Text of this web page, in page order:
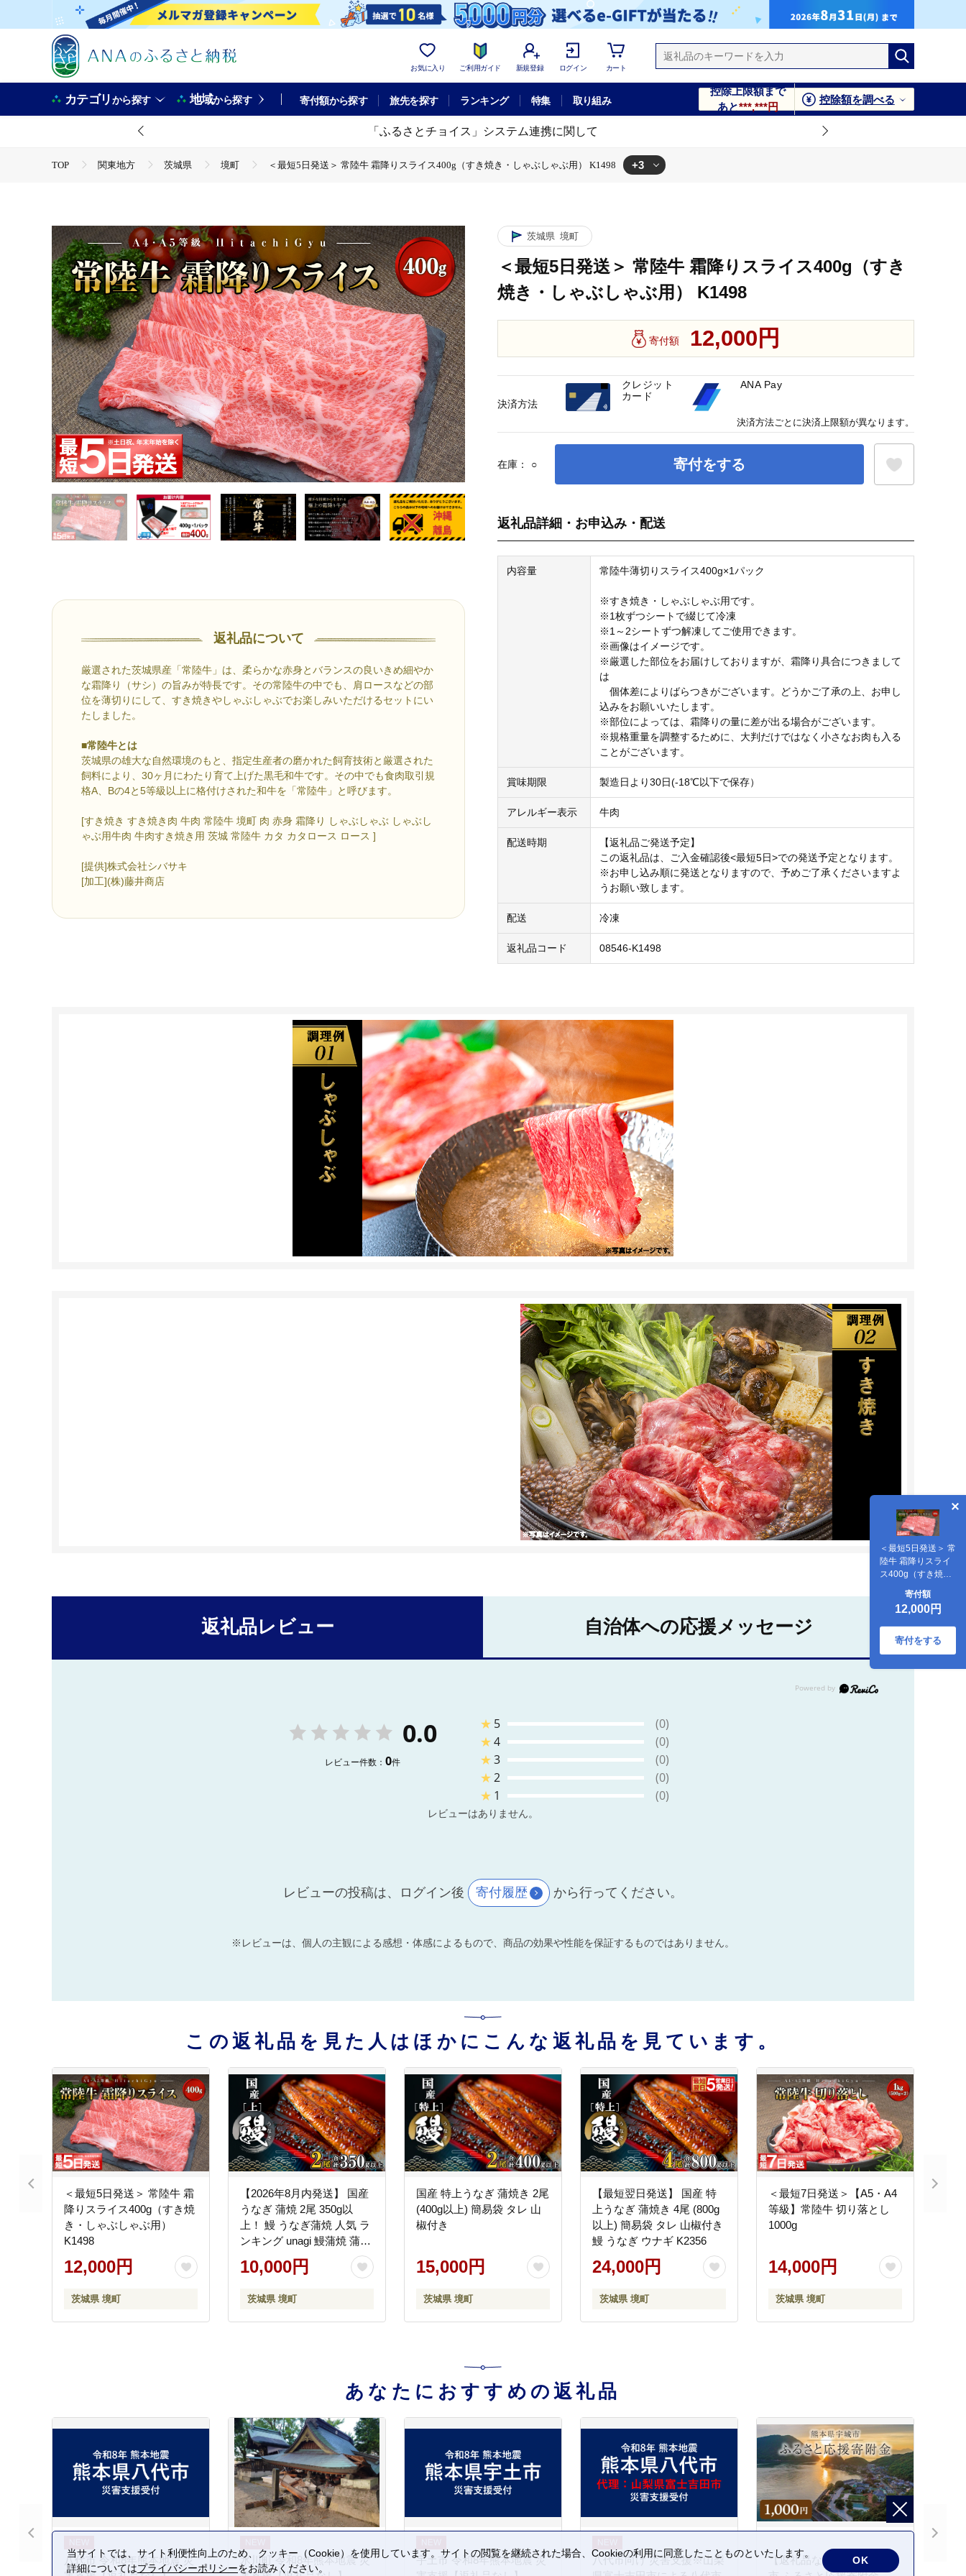
お気に入り ご利用ガイド 新規登録 ログイン カート
カテゴリから探す 地域から探す 寄付額から探す 旅先を探す ランキング 特集 取り組み
控除上限額まで
あと***,***円
控除額を調べる
「ふるさとチョイス」システム連携に関して
TOP 関東地方 茨城県 境町 ＜最短5日発送＞ 常陸牛 霜降りスライス400g（すき焼き・しゃぶしゃぶ用） K1498 +3
返礼品について
厳選された茨城県産「常陸牛」は、柔らかな赤身とバランスの良いきめ細やか
な霜降り（サシ）の旨みが特長です。その常陸牛の中でも、肩ロースなどの部
位を薄切りにして、すき焼きやしゃぶしゃぶでお楽しみいただけるセットにい
たしました。
■常陸牛とは
茨城県の雄大な自然環境のもと、指定生産者の磨かれた飼育技術と厳選された
飼料により、30ヶ月にわたり育て上げた黒毛和牛です。その中でも食肉取引規
格A、Bの4と5等級以上に格付けされた和牛を「常陸牛」と呼びます。
[すき焼き すき焼き肉 牛肉 常陸牛 境町 肉 赤身 霜降り しゃぶしゃぶ しゃぶし
ゃぶ用牛肉 牛肉すき焼き用 茨城 常陸牛 カタ カタロース ロース ]
[提供]株式会社シバサキ
[加工](株)藤井商店
茨城県 境町
＜最短5日発送＞ 常陸牛 霜降りスライス400g（すき
焼き・しゃぶしゃぶ用） K1498
寄付額 12,000円
在庫： ○ 寄付をする
＜最短5日発送＞ 常
陸牛 霜降りスライ
ス400g（すき焼
用） K1498
寄付額
12,000円
寄付をする
返礼品詳細・お申込み・配送
内容量 常陸牛薄切りスライス400g×1パック
※すき焼き・しゃぶしゃぶ用です。
※1枚ずつシートで綴じて冷凍
※1～2シートずつ解凍してご使用できます。
※画像はイメージです。
※厳選した部位をお届けしておりますが、霜降り具合につきまして
は
個体差によりばらつきがございます。どうかご了承の上、お申し
込みをお願いいたします。
※部位によっては、霜降りの量に差が出る場合がございます。
※規格重量を調整するために、大判だけではなく小さなお肉も入る
ことがございます。
賞味期限 製造日より30日(-18℃以下で保存）
アレルギー表示 牛肉
配送時期
【返礼品ご発送予定】
この返礼品は、ご入金確認後<最短5日>での発送予定となります。
※お申し込み順に発送となりますので、予めご了承くださいますよ
うお願い致します。
配送 冷凍
返礼品コード 08546-K1498
決済方法
クレジット
カード
ANA Pay
決済方法ごとに決済上限額が異なります。
返礼品レビュー 自治体への応援メッセージ
0.0
レビュー件数： 0件
★ 5
(0)
★4
(0)
★3
(0)
★2
(0)
★ 1 (0)
レビューはありません。
レビューの投稿は、ログイン後 寄付履歴 から行ってください。
※レビューは、個人の主観による感想・体感によるもので、商品の効果や性能を保証するものではありません。
この返礼品を見た人はほかにこんな返礼品を見ています。
＜最短5日発送＞ 常陸牛 霜
降りスライス400g（すき焼
き・しゃぶしゃぶ用）
K1498
12,000円
茨城県 境町
【2026年8月内発送】 国産
うなぎ 蒲焼 2尾 350g以
上！ 鰻 うなぎ蒲焼 人気 ラ
ンキング unagi 鰻蒲焼 蒲焼
き ウナギ うな重 魚 魚介
K2185
10,000円
茨城県 境町
国産 特上うなぎ 蒲焼き 2尾
(400g以上) 簡易袋 タレ 山
椒付き
15,000円
茨城県 境町
【最短翌日発送】 国産 特
上うなぎ 蒲焼き 4尾 (800g
以上) 簡易袋 タレ 山椒付き
鰻 うなぎ ウナギ K2356
24,000円
茨城県 境町
＜最短7日発送＞【A5・A4
等級】常陸牛 切り落とし
1000g
14,000円
茨城県 境町
あなたにおすすめの返礼品
八代市 令和8年熊本地震 災
氷川町 令和8年熊本地震 災
宇土市 令和8年熊本地震 災
八代市向け 災害支援※山梨
【返礼品なし】熊本県宇城
当サイトでは、サイト利便性向上のため、クッキー（Cookie）を使用しています。サイトの閲覧を継続された場合、Cookieの利用に同意したことものといたします。
詳細についてはプライバシーポリシーをお読みください。
OK